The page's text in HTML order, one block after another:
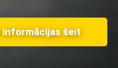
informācijas šeit